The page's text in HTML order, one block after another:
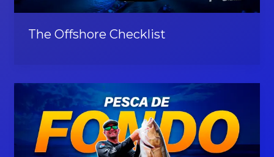
The Offshore Checklist